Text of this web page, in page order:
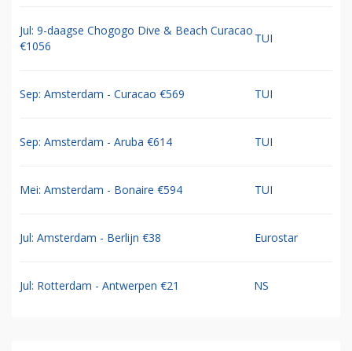
Jul: 9-daagse Chogogo Dive & Beach Curacao
€1056
TUI
Sep: Amsterdam - Curacao €569 TUI
Sep: Amsterdam - Aruba €614 TUI
Mei: Amsterdam - Bonaire €594 TUI
Jul: Amsterdam - Berlijn €38 Eurostar
Jul: Rotterdam - Antwerpen €21 NS